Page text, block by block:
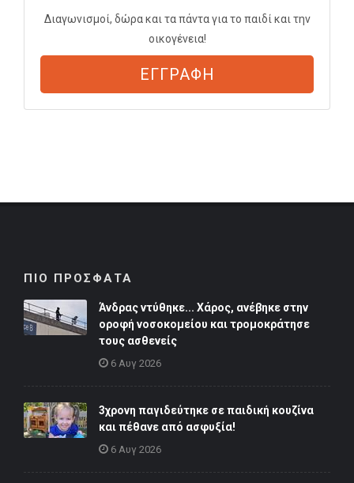
Διαγωνισμοί, δώρα και τα πάντα για το παιδί και την
οικογένεια!
ΕΓΓΡΑΦΗ
ΠΙΟ ΠΡΟΣΦΑΤΑ
Άνδρας ντύθηκε... Χάρος, ανέβηκε στην
οροφή νοσοκομείου και τρομοκράτησε
τους ασθενείς
6 Αυγ 2026
3χρονη παγιδεύτηκε σε παιδική κουζίνα
και πέθανε από ασφυξία!
6 Αυγ 2026